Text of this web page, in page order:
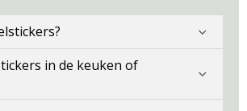
in de keuken of